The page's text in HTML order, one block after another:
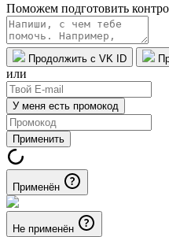
Поможем подготовить
Продолжить с VK ID
или
У меня есть промокод
Применить
Применён
Не применён